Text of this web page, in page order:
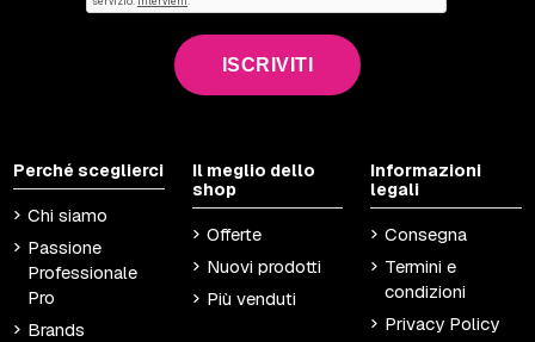
ISCRIVITI
Perché sceglierci
Chi siamo
Passione
Professionale
Pro
Brands
Il meglio dello
shop
Offerte
Nuovi prodotti
Più venduti
Informazioni
legali
Consegna
Termini e
condizioni
Privacy Policy